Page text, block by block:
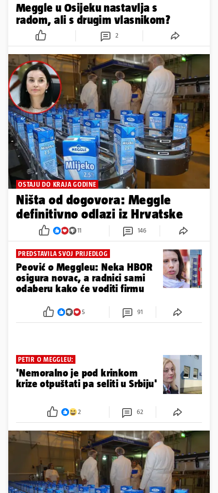
Meggle u Osijeku nastavlja s
radom, ali s drugim vlasnikom?
2
OSTAJU DO KRAJA GODINE
Ništa od dogovora: Meggle
definitivno odlazi iz Hrvatske
11 146
PREDSTAVILA SVOJ PRIJEDLOG
Peović o Meggleu: Neka HBOR
osigura novac, a radnici sami
odaberu kako će voditi firmu
5 91
PETIR O MEGGLEU:
'Nemoralno je pod krinkom
krize otpuštati pa seliti u Srbiju'
2 62